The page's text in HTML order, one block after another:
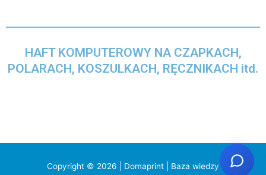
HAFT KOMPUTEROWY NA CZAPKACH,
POLARACH, KOSZULKACH, RĘCZNIKACH itd.
Copyright © 2026 | Domaprint | Baza wiedzy